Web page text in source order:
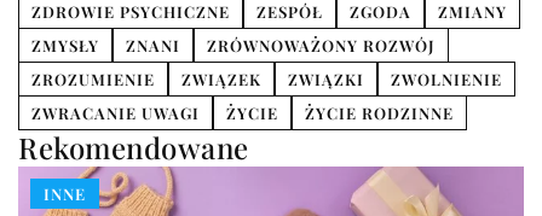
ZDROWIE PSYCHICZNE
ZESPÓŁ ZGODA
ZMIANY
ZMYSŁY
ZNANI
ZRÓWNOWAŻONY ROZWÓJ
ZROZUMIENIE
ZWIĄZEK ZWIĄZKI
ZWOLNIENIE
ZWRACANIE UWAGI
ŻYCIE ŻYCIE RODZINNE
Rekomendowane
INNE